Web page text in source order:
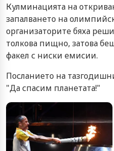
Кулминацията на
запалването на
организаторите бяха
толкова пищно, затова
факел с ниски емисии.
Посланието на
"Да спасим планетата!"